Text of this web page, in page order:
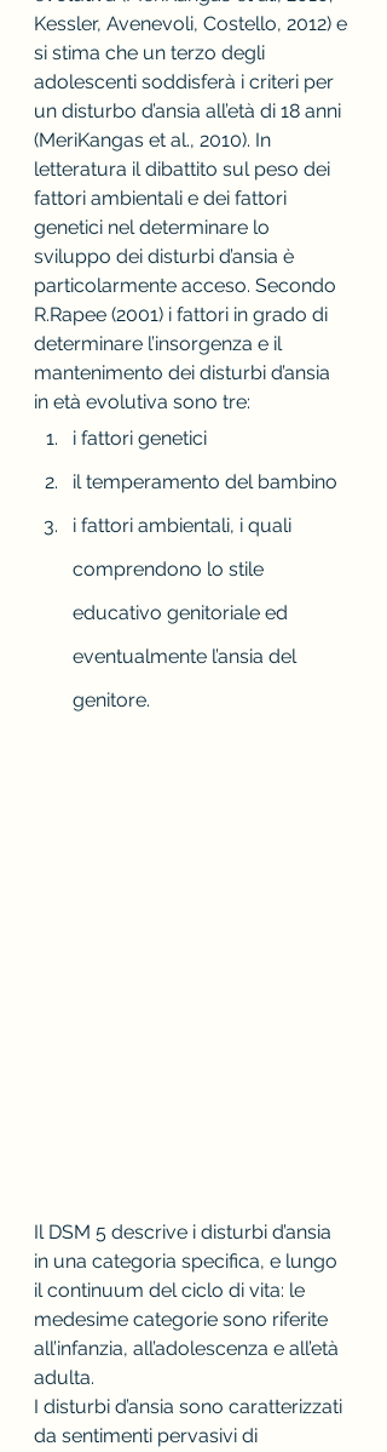
Kessler, Avenevoli, Costello, 2012) e
si stima che un terzo degli
adolescenti soddisferà i criteri per
un disturbo d’ansia all’età di 18 anni
(MeriKangas et al., 2010). In
letteratura il dibattito sul peso dei
fattori ambientali e dei fattori
genetici nel determinare lo
sviluppo dei disturbi d’ansia è
particolarmente acceso. Secondo
R.Rapee (2001) i fattori in grado di
determinare l’insorgenza e il
mantenimento dei disturbi d’ansia
in età evolutiva sono tre:
i fattori genetici
il temperamento del bambino
i fattori ambientali, i quali
comprendono lo stile
educativo genitoriale ed
eventualmente l’ansia del
genitore.
Il DSM 5 descrive i disturbi d’ansia
in una categoria specifica, e lungo
il continuum del ciclo di vita: le
medesime categorie sono riferite
all’infanzia, all’adolescenza e all’età
adulta.
I disturbi d’ansia sono caratterizzati
da sentimenti pervasivi di